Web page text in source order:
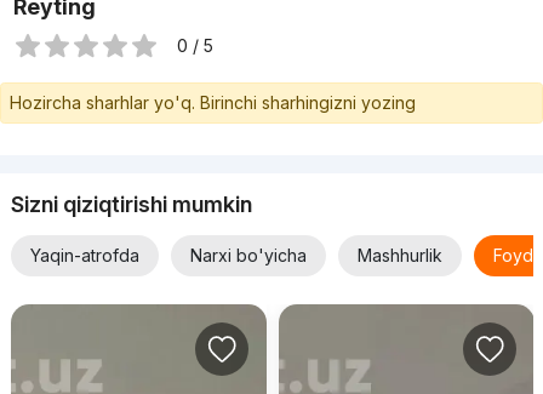
Reyting
0 / 5
Hozircha sharhlar yo'q. Birinchi sharhingizni yozing
Sizni qiziqtirishi mumkin
Yaqin-atrofda Narxi bo'yicha Mashhurlik